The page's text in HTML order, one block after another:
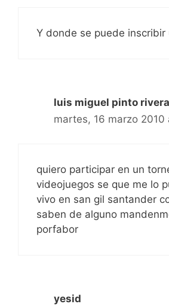
Y donde se puede inscribir
luis miguel pinto rivera
martes, 16 marzo 2010
quiero participar en un
videojuegos se que me lo
vivo en san gil santander
saben de alguno
porfabor
yesid